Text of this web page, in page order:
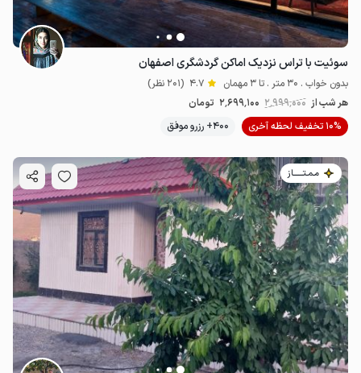
میلیون ت 4.8
سوئیت با تراس نزدیک اماکن گردشگری اصفهان
بدون خواب . 30 متر . تا 3 مهمان 4.7 (201 نظر)
هر شب از 2٬999٬000 2٬699٬100 تومان
10% تخفیف لحظه آخری
400+ رزرو موفق
مـمـتــــــاز